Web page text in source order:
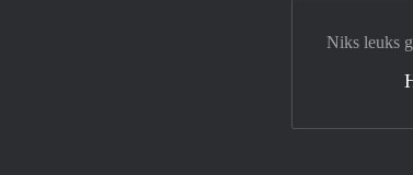
Niks leuks